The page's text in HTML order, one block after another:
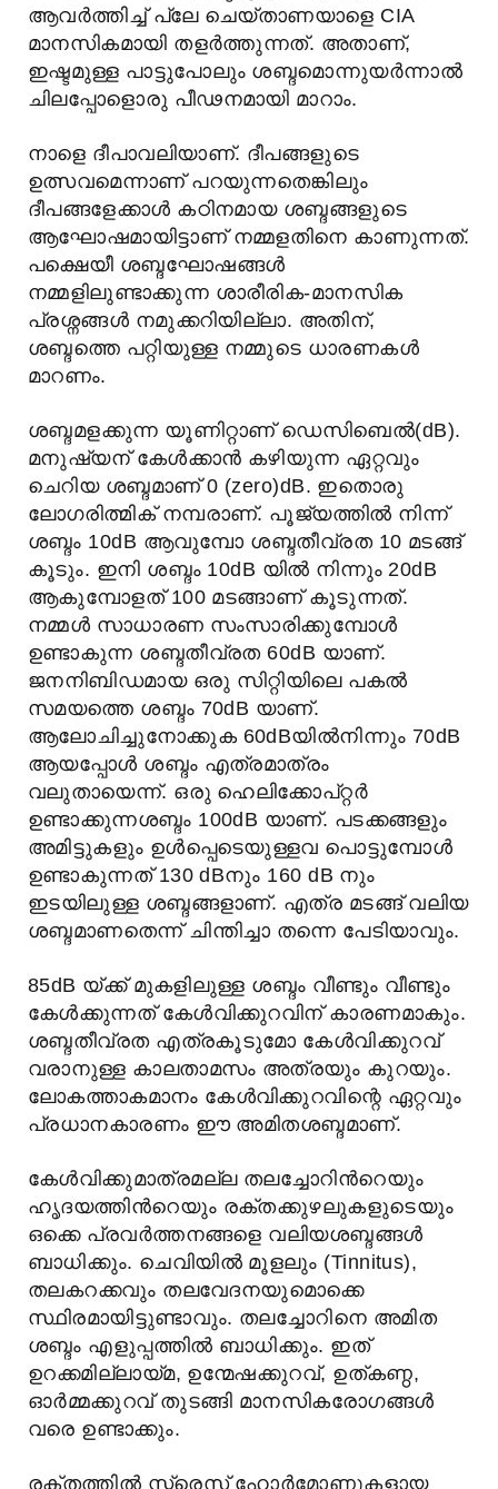
ആവർത്തിച്ച് പ്ലേ ചെയ്താണയാളെ CIA
മാനസികമായി തളർത്തുന്നത്. അതാണ്,
ഇഷ്ടമുള്ള പാട്ടുപോലും ശബ്ദമൊന്നുയർന്നാൽ
ചിലപ്പോളൊരു പീഢനമായി മാറാം.
നാളെ ദീപാവലിയാണ്. ദീപങ്ങളുടെ
ഉത്സവമെന്നാണ് പറയുന്നതെങ്കിലും
ദീപങ്ങളേക്കാൾ കഠിനമായ ശബ്ദങ്ങളുടെ
ആഘോഷമായിട്ടാണ് നമ്മളതിനെ കാണുന്നത്.
പക്ഷെയീ ശബ്ദഘോഷങ്ങൾ
നമ്മളിലുണ്ടാക്കുന്ന ശാരീരിക-മാനസിക
പ്രശ്നങ്ങൾ നമുക്കറിയില്ലാ. അതിന്,
ശബ്ദത്തെ പറ്റിയുള്ള നമ്മുടെ ധാരണകൾ
മാറണം.
ശബ്ദമളക്കുന്ന യൂണിറ്റാണ് ഡെസിബെല്‍(dB).
മനുഷ്യന് കേള്‍ക്കാന്‍ കഴിയുന്ന ഏറ്റവും
ചെറിയ ശബ്ദമാണ് 0 (zero)dB. ഇതൊരു
ലോഗരിത്മിക് നമ്പരാണ്. പൂജ്യത്തിൽ നിന്ന്
ശബ്ദം 10dB ആവുമ്പോ ശബ്ദതീവ്രത 10 മടങ്ങ്
കൂടും. ഇനി ശബ്ദം 10dB യില്‍ നിന്നും 20dB
ആകുമ്പോളത് 100 മടങ്ങാണ് കൂടുന്നത്.
നമ്മള്‍ സാധാരണ സംസാരിക്കുമ്പോള്‍
ഉണ്ടാകുന്ന ശബ്ദതീവ്രത 60dB യാണ്.
ജനനിബിഡമായ ഒരു സിറ്റിയിലെ പകല്‍
സമയത്തെ ശബ്ദം 70dB യാണ്.
ആലോചിച്ചുനോക്കുക 60dBയില്‍നിന്നും 70dB
ആയപ്പോള്‍ ശബ്ദം എത്രമാത്രം
വലുതായെന്ന്. ഒരു ഹെലിക്കോപ്റ്റര്‍
ഉണ്ടാക്കുന്നശബ്ദം 100dB യാണ്. പടക്കങ്ങളും
അമിട്ടുകളും ഉൾപ്പെടെയുള്ളവ പൊട്ടുമ്പോള്‍
ഉണ്ടാകുന്നത് 130 dBനും 160 dB നും
ഇടയിലുള്ള ശബ്ദങ്ങളാണ്. എത്ര മടങ്ങ് വലിയ
ശബ്ദമാണതെന്ന് ചിന്തിച്ചാ തന്നെ പേടിയാവും.
85dB യ്ക്ക് മുകളിലുള്ള ശബ്ദം വീണ്ടും വീണ്ടും
കേള്‍ക്കുന്നത് കേള്‍വിക്കുറവിന് കാരണമാകും.
ശബ്ദതീവ്രത എത്രകൂടുമോ കേള്‍വിക്കുറവ്
വരാനുള്ള കാലതാമസം അത്രയും കുറയും.
ലോകത്താകമാനം കേൾവിക്കുറവിന്റെ ഏറ്റവും
പ്രധാനകാരണം ഈ അമിതശബ്ദമാണ്.
കേള്‍വിക്കുമാത്രമല്ല തലച്ചോറിന്‍റെയും
ഹൃദയത്തിന്‍റെയും രക്തക്കുഴലുകളുടെയും
ഒക്കെ പ്രവര്‍ത്തനങ്ങളെ വലിയശബ്ദങ്ങള്‍
ബാധിക്കും. ചെവിയിൽ മൂളലും (Tinnitus),
തലകറക്കവും തലവേദനയുമൊക്കെ
സ്ഥിരമായിട്ടുണ്ടാവും. തലച്ചോറിനെ അമിത
ശബ്ദം എളുപ്പത്തിൽ ബാധിക്കും. ഇത്
ഉറക്കമില്ലായ്മ, ഉന്മേഷക്കുറവ്, ഉത്കണ്ഠ,
ഓർമ്മക്കുറവ് തുടങ്ങി മാനസികരോഗങ്ങള്‍
വരെ ഉണ്ടാക്കും.
രക്തത്തിൽ സ്ട്രെസ് ഹോർമോണുകളായ